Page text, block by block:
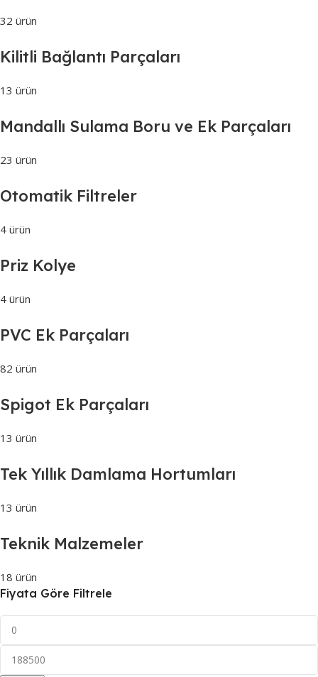
32 ürün
Kilitli Bağlantı Parçaları
13 ürün
Mandallı Sulama Boru ve Ek Parçaları
23 ürün
Otomatik Filtreler
4 ürün
Priz Kolye
4 ürün
PVC Ek Parçaları
82 ürün
Spigot Ek Parçaları
13 ürün
Tek Yıllık Damlama Hortumları
13 ürün
Teknik Malzemeler
18 ürün
Fiyata Göre Filtrele